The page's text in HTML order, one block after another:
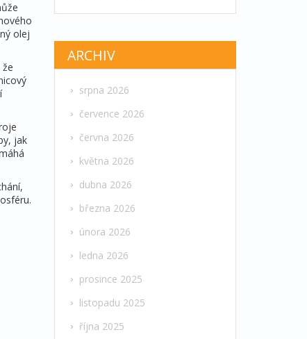
olej
jak
ARCHIV
srpna 2026
července 2026
června 2026
května 2026
dubna 2026
března 2026
února 2026
ledna 2026
prosince 2025
listopadu 2025
října 2025